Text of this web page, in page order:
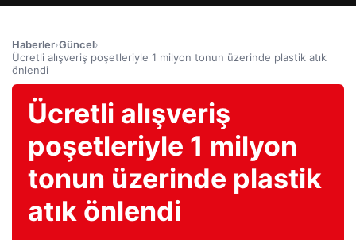
Haberler›Güncel›
Ücretli alışveriş poşetleriyle 1 milyon tonun üzerinde plastik atık
önlendi
Ücretli alışveriş
poşetleriyle 1 milyon
tonun üzerinde plastik
atık önlendi